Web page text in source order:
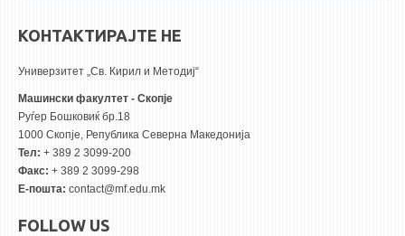
КОНТАКТИРАЈТЕ НЕ
Универзитет „Св. Кирил и Методиј“
Машински факултет - Скопје
Руѓер Бошковиќ бр.18
1000 Скопје, Република Северна Македонија
Тел: + 389 2 3099-200
Факс: + 389 2 3099-298
Е-пошта: contact@mf.edu.mk
FOLLOW US